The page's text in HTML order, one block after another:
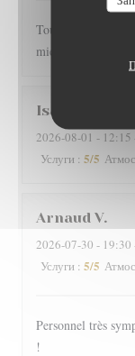
Toujours très bien
mieux sur
Isabelle
2026-08-01 - 12:15
Услуги : 5/5
Arnaud V
2026-07-30 - 19:30
Услуги : 5/5
Personnel très
!